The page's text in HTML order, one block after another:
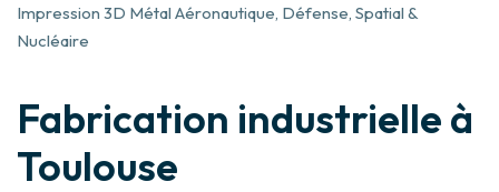
Impression 3D Métal Aéronautique, Défense, Spatial &
Nucléaire
Fabrication industrielle à
Toulouse